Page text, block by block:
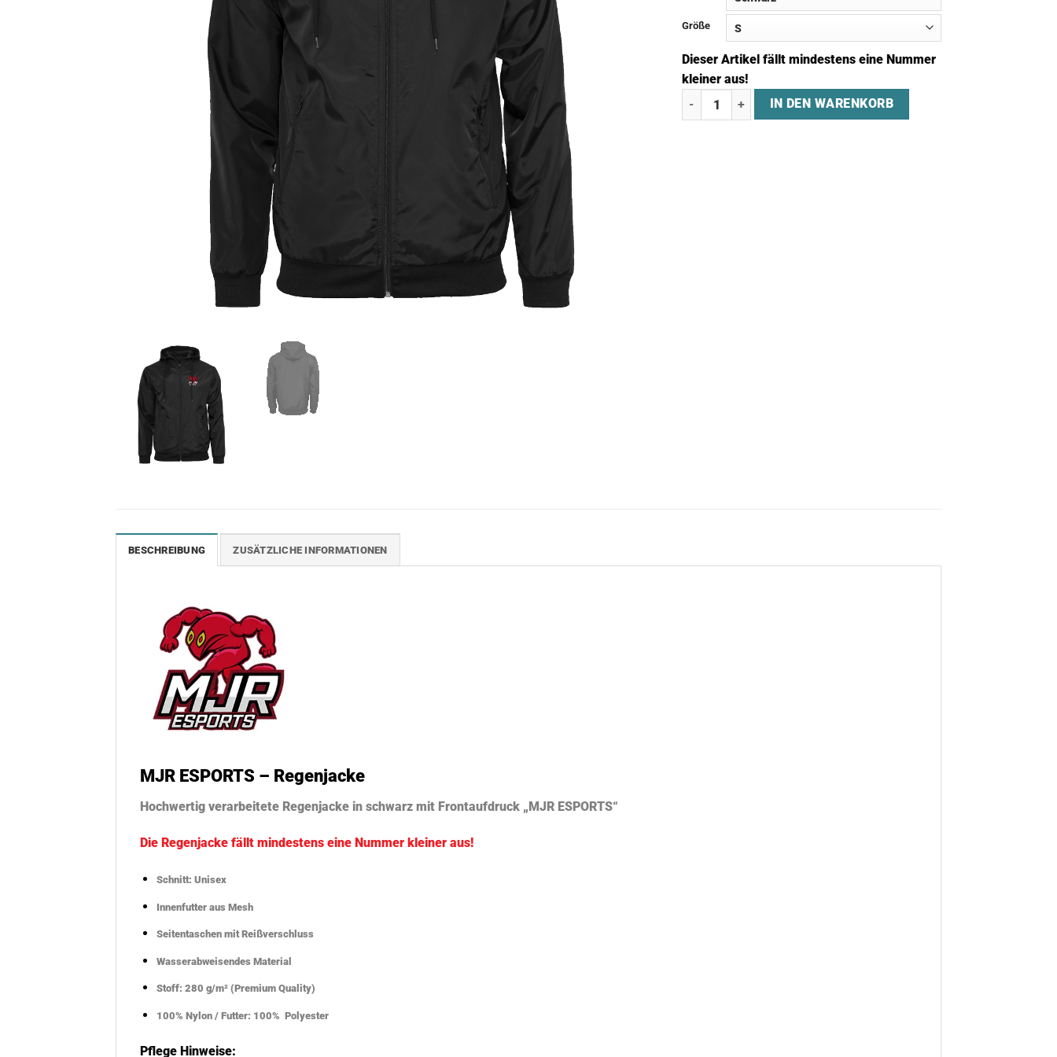
Größe
Dieser Artikel fällt mindestens eine Nummer
kleiner aus!
Regenjacke "MJR ESPORTS" Menge
IN DEN WARENKORB
BESCHREIBUNG ZUSÄTZLICHE INFORMATIONEN
MJR ESPORTS – Regenjacke
Hochwertig verarbeitete Regenjacke in schwarz mit Frontaufdruck „MJR ESPORTS“
Die Regenjacke fällt mindestens eine Nummer kleiner aus!
Schnitt: Unisex
Innenfutter aus Mesh
Seitentaschen mit Reißverschluss
Wasserabweisendes Material
Stoff: 280 g/m² (Premium Quality)
100% Nylon / Futter: 100% Polyester
Pflege Hinweise: